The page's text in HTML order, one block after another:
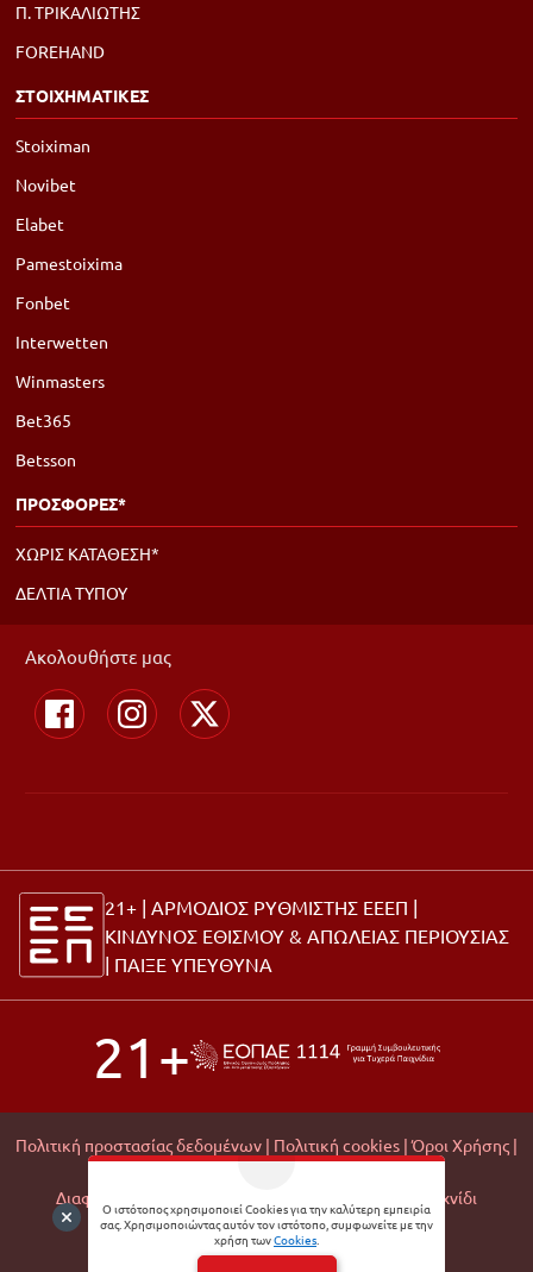
Ο ιστότοπος χρησιμοποιεί Cookies για την καλύτερη εμπειρία
σας. Χρησιμοποιώντας αυτόν τον ιστότοπο, συμφωνείτε με την
χρήση τωνCookies.
Π. ΤΡΙΚΑΛΙΩΤΗΣ
FOREHAND
ΣΤΟΙΧΗΜΑΤΙΚΕΣ
Stoiximan
Novibet
Elabet
Pamestoixima
Fonbet
Interwetten
Winmasters
Bet365
Betsson
ΠΡΟΣΦΟΡΕΣ*
ΧΩΡΙΣ ΚΑΤΑΘΕΣΗ*
ΔΕΛΤΙΑ ΤΥΠΟΥ
Ακολουθήστε μας
21+ | ΑΡΜΟΔΙΟΣ ΡΥΘΜΙΣΤΗΣ ΕΕΕΠ |
ΚΙΝΔΥΝΟΣ ΕΘΙΣΜΟΥ & ΑΠΩΛΕΙΑΣ ΠΕΡΙΟΥΣΙΑΣ
| ΠΑΙΞΕ ΥΠΕΥΘΥΝΑ
21+
Πολιτική προστασίας δεδομένων | Πολιτική cookies | Όροι Χρήσης |
Διαφάνεια Εμπορικών Συνεργασιών |
Υπεύθυνο Παιχνίδι
© 2026 Matchmoney